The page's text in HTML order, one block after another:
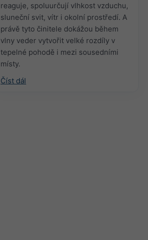
reaguje, spoluurčují vlhkost vzduchu,
sluneční svit, vítr i okolní prostředí. A
právě tyto činitele dokážou během
vlny veder vytvořit velké rozdíly v
tepelné pohodě i mezi sousedními
místy.
Číst dál